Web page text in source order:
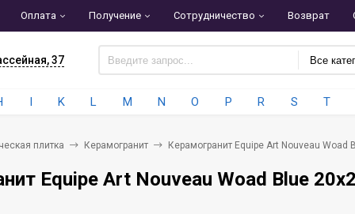
Оплата Получение Сотрудничество Возврат
37 Все
I K L M N O P R S T
плитка Керамогранит Керамогранит Equipe Art Nouveau Woad
Equipe Art Nouveau Woad Blue